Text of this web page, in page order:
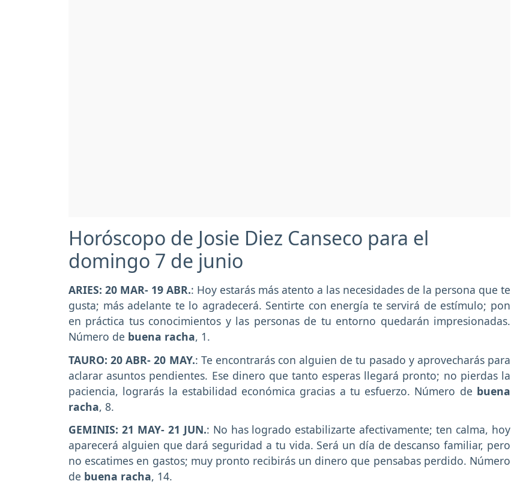
Horóscopo de Josie Diez Canseco para el
domingo 7 de junio
ARIES: 20 MAR- 19 ABR.: Hoy estarás más atento a las necesidades de la persona que te
gusta; más adelante te lo agradecerá. Sentirte con energía te servirá de estímulo; pon
en práctica tus conocimientos y las personas de tu entorno quedarán impresionadas.
Número de buena racha, 1.
TAURO: 20 ABR- 20 MAY.: Te encontrarás con alguien de tu pasado y aprovecharás para
aclarar asuntos pendientes. Ese dinero que tanto esperas llegará pronto; no pierdas la
paciencia, lograrás la estabilidad económica gracias a tu esfuerzo. Número de buena
racha, 8.
GEMINIS: 21 MAY- 21 JUN.: No has logrado estabilizarte afectivamente; ten calma, hoy
aparecerá alguien que dará seguridad a tu vida. Será un día de descanso familiar, pero
no escatimes en gastos; muy pronto recibirás un dinero que pensabas perdido. Número
de buena racha, 14.